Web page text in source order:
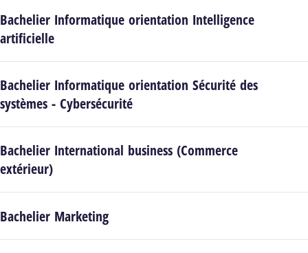
Bachelier Informatique orientation Intelligence
artificielle
Bachelier Informatique orientation Sécurité des
systèmes - Cybersécurité
Bachelier International business (Commerce
extérieur)
Bachelier Marketing